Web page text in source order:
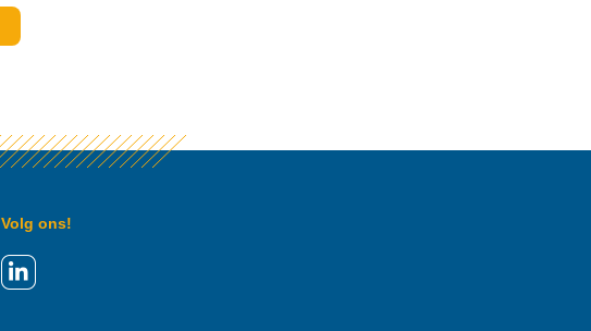
Volg ons!